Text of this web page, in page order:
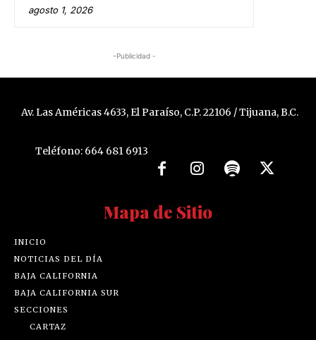
agosto 1, 2026
-Publicidad -
Av. Las Américas 4633, El Paraíso, C.P. 22106 / Tijuana, B.C.
Teléfono: 664 681 6913
Mapa de Sitio
INICIO
NOTICIAS DEL DÍA
BAJA CALIFORNIA
BAJA CALIFORNIA SUR
SECCIONES
CARTAZ